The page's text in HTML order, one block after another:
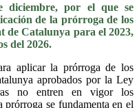
diciembre, por el que se
de la prórroga de los
de Catalunya para el 2023,
del 2026.
aplicar la prórroga de los
aprobados por la Ley
no entren en vigor los
se fundamenta en el